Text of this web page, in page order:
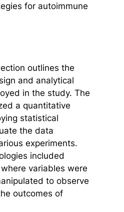
for autoimmune
outlines the
and analytical
in the study. The
a quantitative
statistical
the data
experiments.
included
variables were
to observe
outcomes of